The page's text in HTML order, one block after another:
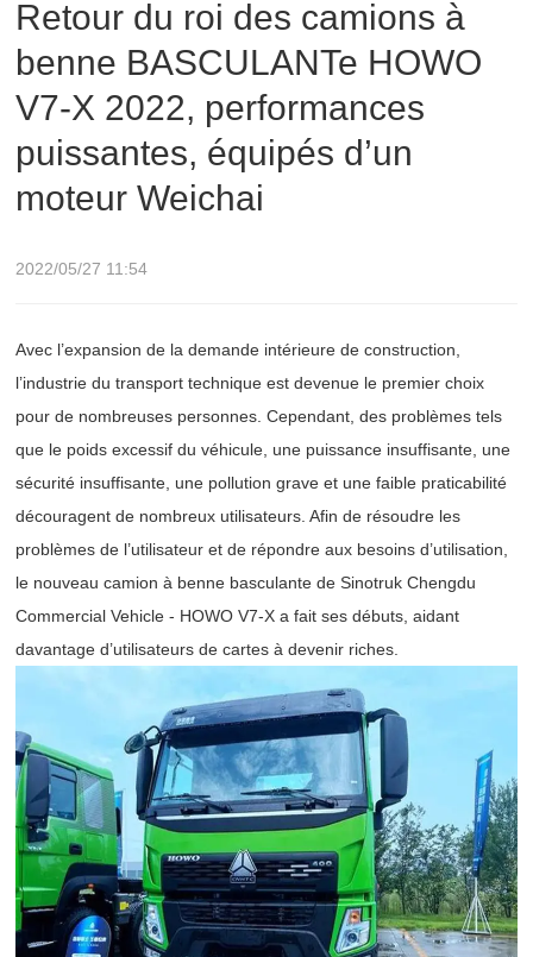
puissantes, équipés d’un moteur Weichai
Retour du roi des camions à
benne BASCULANTe HOWO
V7-X 2022, performances
puissantes, équipés d’un
moteur Weichai
2022/05/27 11:54
Avec l’expansion de la demande intérieure de construction,
l’industrie du transport technique est devenue le premier choix
pour de nombreuses personnes. Cependant, des problèmes tels
que le poids excessif du véhicule, une puissance insuffisante, une
sécurité insuffisante, une pollution grave et une faible praticabilité
découragent de nombreux utilisateurs. Afin de résoudre les
problèmes de l’utilisateur et de répondre aux besoins d’utilisation,
le nouveau camion à benne basculante de Sinotruk Chengdu
Commercial Vehicle - HOWO V7-X a fait ses débuts, aidant
davantage d’utilisateurs de cartes à devenir riches.